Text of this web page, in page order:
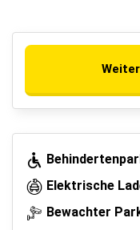
Elektrische
Bewachter